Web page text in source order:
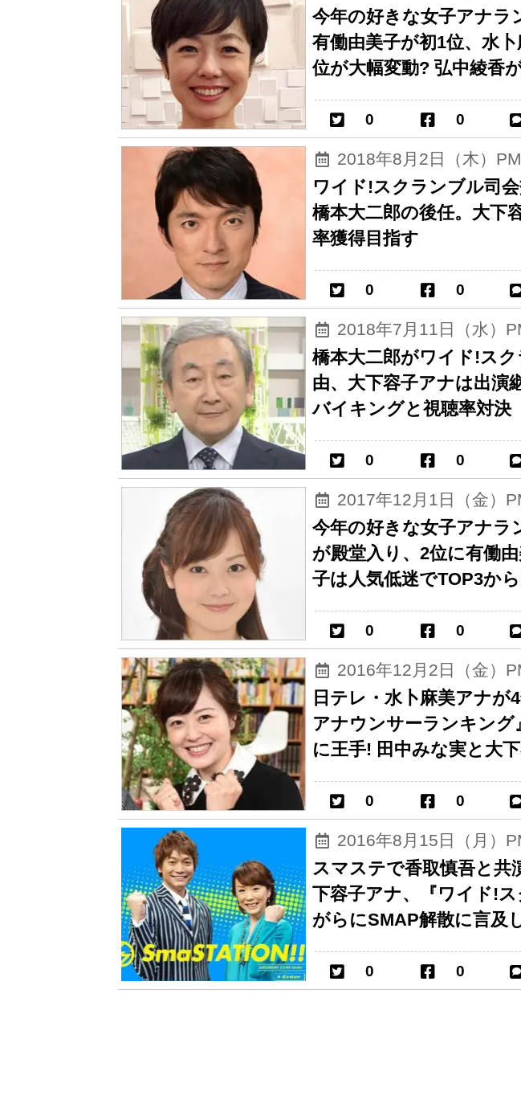
今年の好きな女子アナラ
有働由美子が初1位、水
位が大幅変動? 弘中綾香
0 0
2018年8月2日（木）
ワイド!スクランブル司
橋本大二郎の後任。大下
率獲得目指す
0 0
2018年7月11日（水）
橋本大二郎がワイド!ス
由、大下容子アナは出演
バイキングと視聴率対決
0 0
2017年12月1日（金）
今年の好きな女子アナラ
が殿堂入り、2位に有働
子は人気低迷でTOP3か
0 0
2016年12月2日（金）
日テレ・水卜麻美アナが
アナウンサーランキング
に王手! 田中みな実と大
0 0
2016年8月15日（月）
スマステで香取慎吾と共
下容子アナ、『ワイド!
がらにSMAP解散に言及
0 0